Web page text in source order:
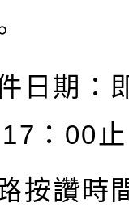
日期：
：00
按讚時